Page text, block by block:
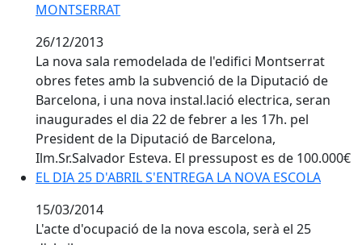
MONTSERRAT
26/12/2013
La nova sala remodelada de l'edifici Montserrat
obres fetes amb la subvenció de la Diputació de
Barcelona, i una nova instal.lació electrica, seran
inaugurades el dia 22 de febrer a les 17h. pel
President de la Diputació de Barcelona,
Ilm.Sr.Salvador Esteva. El pressupost es de 100.000€
EL DIA 25 D'ABRIL S'ENTREGA LA NOVA ESCOLA
EL DIA 25 D'ABRIL S'ENTREGA LA NOVA ESCOLA
15/03/2014
L'acte d'ocupació de la nova escola, serà el 25